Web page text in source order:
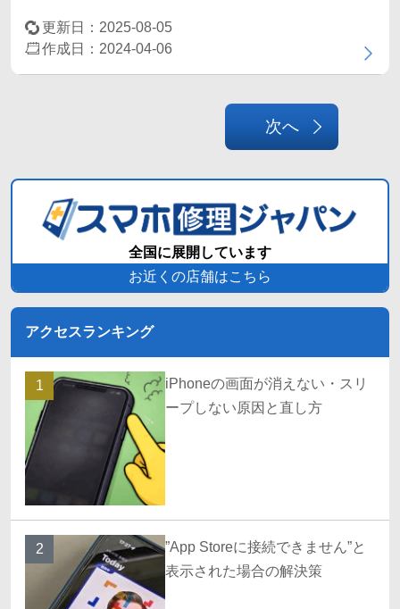
更新日：2025-08-05
作成日：2024-04-06
次へ
全国に展開しています
お近くの店舗はこちら
アクセスランキング
1
iPhoneの画面が消えない・スリ
ープしない原因と直し方
2
”App Storeに接続できません”と
表示された場合の解決策